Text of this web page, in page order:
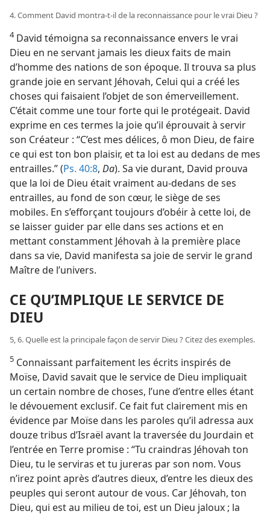
4. Comment David montra-​t-​il de la reconnaissance pour le vrai Dieu ?
4David témoigna sa reconnaissance envers le vrai
Dieu en ne servant jamais les dieux faits de main
d’homme des nations de son époque. Il trouva sa plus
grande joie en servant Jéhovah, Celui qui a créé les
choses qui faisaient l’objet de son émerveillement.
C’était comme une tour forte qui le protégeait. David
exprime en ces termes la joie qu’il éprouvait à servir
son Créateur : “C’est mes délices, ô mon Dieu, de faire
ce qui est ton bon plaisir, et ta loi est au dedans de mes
entrailles.” (Ps. 40:8, Da). Sa vie durant, David prouva
que la loi de Dieu était vraiment au-dedans de ses
entrailles, au fond de son cœur, le siège de ses
mobiles. En s’efforçant toujours d’obéir à cette loi, de
se laisser guider par elle dans ses actions et en
mettant constamment Jéhovah à la première place
dans sa vie, David manifesta sa joie de servir le grand
Maître de l’univers.
CE QU’IMPLIQUE LE SERVICE DE
DIEU
5, 6. Quelle est la principale façon de servir Dieu ? Citez des exemples.
5 Connaissant parfaitement les écrits inspirés de
Moïse, David savait que le service de Dieu impliquait
un certain nombre de choses, l’une d’entre elles étant
le dévouement exclusif. Ce fait fut clairement mis en
évidence par Moïse dans les paroles qu’il adressa aux
douze tribus d’Israël avant la traversée du Jourdain et
l’entrée en Terre promise : “Tu craindras Jéhovah ton
Dieu, tu le serviras et tu jureras par son nom. Vous
n’irez point après d’autres dieux, d’entre les dieux des
peuples qui seront autour de vous. Car Jéhovah, ton
Dieu, qui est au milieu de toi, est un Dieu jaloux ; la